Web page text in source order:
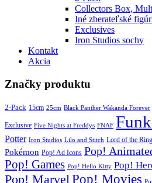
Collectors Box,
Iné zberateľské
Exclusives
Iron Studios sochy
Kontakt
Akcia
Značky produktu
2-Pack 15cm 25cm Black Panther Wakanda Forever
Exclusive Five Nights at Freddys FNAF
Potter Iron Studios Lilo and Stitch Lord of the
Pokémon Pop! Ad Icons Pop!
Pop! Games Pop! Hello Kitty Pop!
Pop! Marvel Pop! Movies